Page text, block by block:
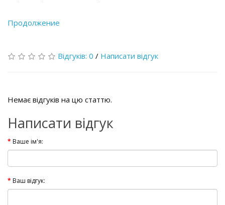
Продолжение
Відгуків: 0 / Написати відгук
Немає відгуків на цю статтю.
Написати відгук
Ваше ім'я:
Ваш відгук: